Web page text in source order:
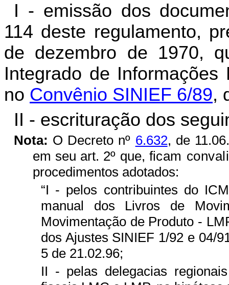
I - emissão dos
114 deste regulamento,
de dezembro de 1970,
Integrado de
no Convênio SINIEF 6/89,
II - escrituração dos
Nota: O Decreto nº 6.632, de
em seu art. 2º que, ficam
procedimentos adotados:
“I - pelos contribuintes do
manual dos Livros de
Movimentação de Produto -
dos Ajustes SINIEF 1/92 e 04/
5 de 21.02.96;
II - pelas delegacias